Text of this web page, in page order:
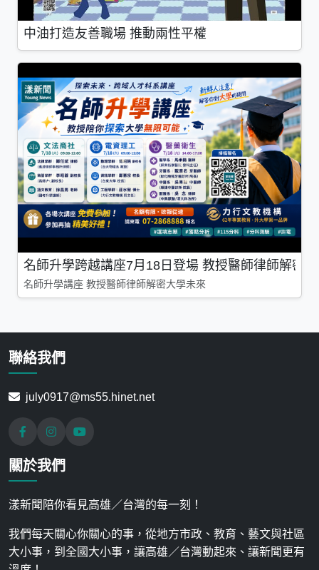
中油打造友善職場 推動兩性平權
名師升學跨越講座7月18日登場 教授醫師律師解密
名師升學講座 教授醫師律師解密大學未來
聯絡我們
july0917@ms55.hinet.net
關於我們
漾新聞陪你看見高雄／台灣的每一刻！
我們每天關心你關心的事，從地方市政、教育、藝文與社區
大小事，到全國大小事，讓高雄／台灣動起來、讓新聞更有